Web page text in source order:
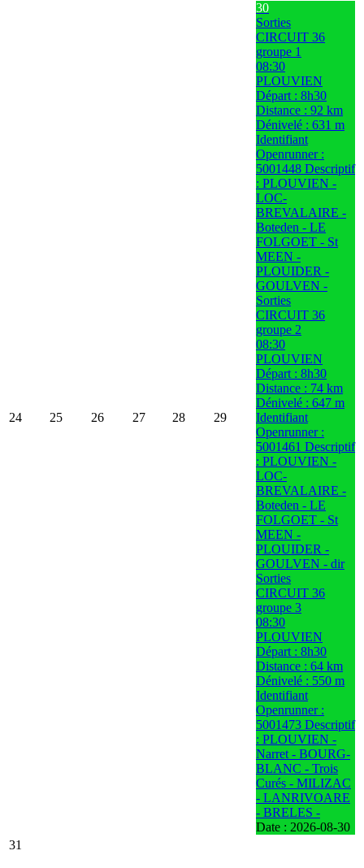
24 25 26 27 28 29
30
Sorties
CIRCUIT 36
groupe 1
08:30
PLOUVIEN
Départ : 8h30
Distance : 92 km
Dénivelé : 631 m
Identifiant
Openrunner :
5001448 Descriptif
: PLOUVIEN -
LOC-
BREVALAIRE -
Boteden - LE
FOLGOET - St
MEEN -
PLOUIDER -
GOULVEN -
Sorties
CIRCUIT 36
groupe 2
08:30
PLOUVIEN
Départ : 8h30
Distance : 74 km
Dénivelé : 647 m
Identifiant
Openrunner :
5001461 Descriptif
: PLOUVIEN -
LOC-
BREVALAIRE -
Boteden - LE
FOLGOET - St
MEEN -
PLOUIDER -
GOULVEN - dir
Sorties
CIRCUIT 36
groupe 3
08:30
PLOUVIEN
Départ : 8h30
Distance : 64 km
Dénivelé : 550 m
Identifiant
Openrunner :
5001473 Descriptif
: PLOUVIEN -
Narret - BOURG-
BLANC - Trois
Curés - MILIZAC
- LANRIVOARE
- BRELES -
Date : 2026-08-30
31